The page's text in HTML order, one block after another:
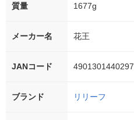
質量 1677g
メーカー名 花王
JANコード 4901301440297
ブランド リリーフ